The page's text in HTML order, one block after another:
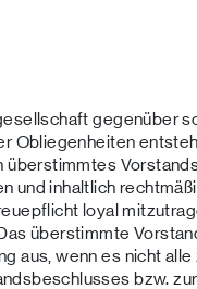
gegenüber
Obliegenheiten
überstimmtes
und inhaltlich
loyal
überstimmte
aus, wenn es nicht
bzw.